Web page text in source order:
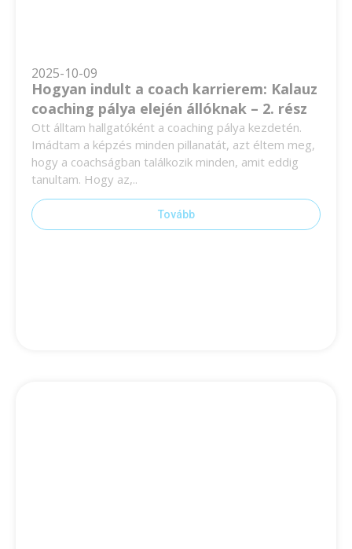
2025-10-09
Hogyan indult a coach karrierem: Kalauz
coaching pálya elején állóknak – 2. rész
Ott álltam hallgatóként a coaching pálya kezdetén.
Imádtam a képzés minden pillanatát, azt éltem meg,
hogy a coachságban találkozik minden, amit eddig
tanultam. Hogy az,..
Tovább